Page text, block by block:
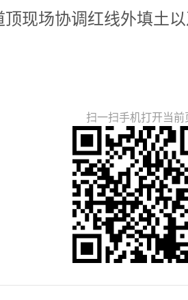
现场协调红线外填土以
扫一扫手机打开当前